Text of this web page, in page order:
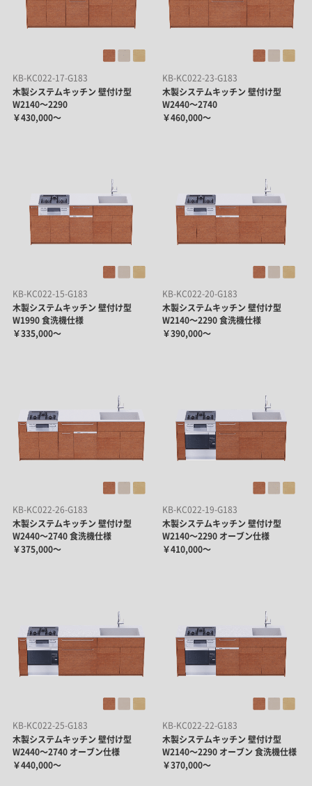
KB-KC022-17-G183
木製システムキッチン 壁付け型
W2140～2290
￥430,000～
KB-KC022-23-G183
木製システムキッチン 壁付け型
W2440～2740
￥460,000～
KB-KC022-15-G183
木製システムキッチン 壁付け型
W1990 食洗機仕様
￥335,000～
KB-KC022-20-G183
木製システムキッチン 壁付け型
W2140～2290 食洗機仕様
￥390,000～
KB-KC022-26-G183
木製システムキッチン 壁付け型
W2440～2740 食洗機仕様
￥375,000～
KB-KC022-19-G183
木製システムキッチン 壁付け型
W2140～2290 オーブン仕様
￥410,000～
KB-KC022-25-G183
木製システムキッチン 壁付け型
W2440～2740 オーブン仕様
￥440,000～
KB-KC022-22-G183
木製システムキッチン 壁付け型
W2140～2290 オーブン 食洗機仕様
￥370,000～